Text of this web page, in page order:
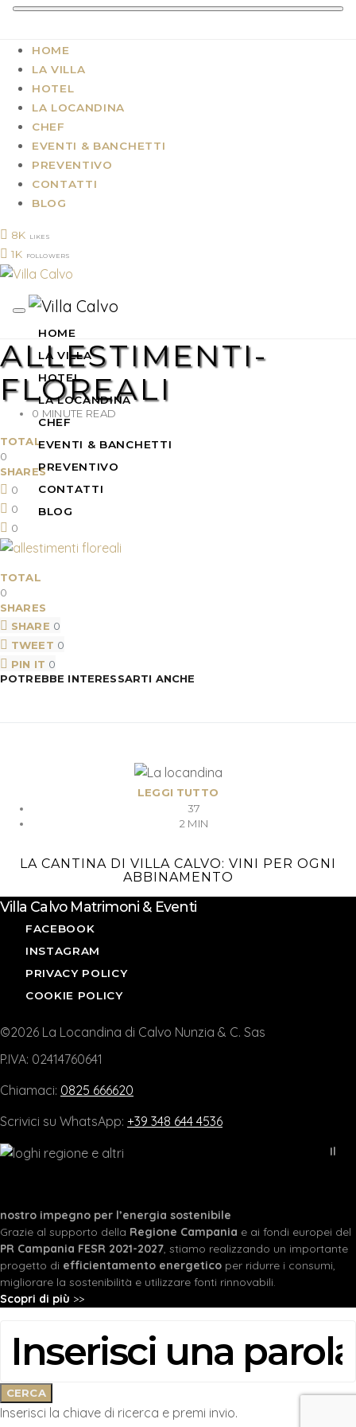
HOME
LA VILLA
HOTEL
LA LOCANDINA
CHEF
EVENTI & BANCHETTI
PREVENTIVO
CONTATTI
BLOG
8K LIKES
1K FOLLOWERS
HOME
LA VILLA
HOTEL
LA LOCANDINA
CHEF
EVENTI & BANCHETTI
PREVENTIVO
CONTATTI
BLOG
ALLESTIMENTI-
FLOREALI
0 MINUTE READ
TOTAL
0
SHARES
0
0
0
TOTAL
0
SHARES
SHARE 0
TWEET 0
PIN IT 0
POTREBBE INTERESSARTI ANCHE
LEGGI TUTTO
37
2 MIN
LA CANTINA DI VILLA CALVO: VINI PER OGNI
ABBINAMENTO
Villa Calvo Matrimoni & Eventi
FACEBOOK
INSTAGRAM
PRIVACY POLICY
COOKIE POLICY
©2026 La Locandina di Calvo Nunzia & C. Sas
P.IVA: 02414760641
Chiamaci: 0825 666620
Scrivici su WhatsApp: +39 348 644 4536
Il
nostro impegno per l’energia sostenibile
Grazie al supporto della Regione Campania e ai fondi europei del
PR Campania FESR 2021-2027, stiamo realizzando un importante
progetto di efficientamento energetico per ridurre i consumi,
migliorare la sostenibilità e utilizzare fonti rinnovabili.
Scopri di più >>
CERCA
Inserisci la chiave di ricerca e premi invio.